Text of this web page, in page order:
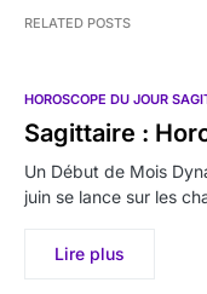
RELATED POSTS
HOROSCOPE DU JOUR
Sagittaire :
Un Début de Mois
juin se lance sur les
Lire plus